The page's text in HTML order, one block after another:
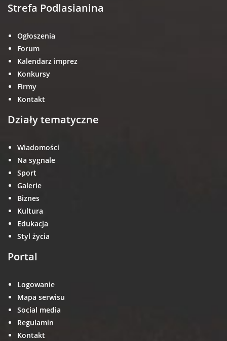
Strefa Podlasianina
Ogłoszenia
Forum
Kalendarz imprez
Konkursy
Firmy
Kontakt
Działy tematyczne
Wiadomości
Na sygnale
Sport
Galerie
Biznes
Kultura
Edukacja
Styl życia
Portal
Logowanie
Mapa serwisu
Social media
Regulamin
Kontakt